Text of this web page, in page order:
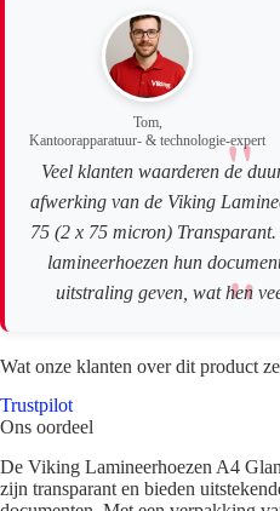
Tom,
Kantoorapparatuur- & technologie-expert
Veel klanten waarderen de
afwerking van de Viking
75 (2 x 75 micron) Transparant.
lamineerhoezen hun
uitstraling geven, wat hen
Wat onze klanten over dit product
Trustpilot
Ons oordeel
De Viking Lamineerhoezen A4
zijn transparant en bieden